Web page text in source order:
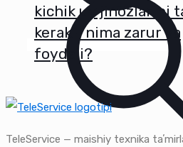
kichik uy jihozlarini
kerak - nima zarur va
foydali?
TeleService — maishiy texnika